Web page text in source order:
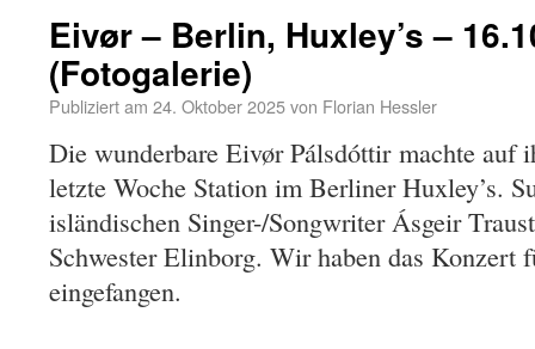
Eivør – Berlin, Huxley’s –
(Fotogalerie)
Publiziert am 24. Oktober 2025von Florian Hessler
Die wunderbare Eivør Pálsdóttir machte auf
letzte Woche Station im Berliner Huxley’s.
isländischen Singer-/Songwriter Ásgeir
Schwester Elinborg. Wir haben das Konzert
eingefangen.